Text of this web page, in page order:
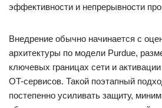
эффективности и непрерывности
Внедрение обычно начинается с
архитектуры по модели Purdue,
ключевых границах сети и
OT-сервисов. Такой поэтапный
постепенно усиливать защиту,